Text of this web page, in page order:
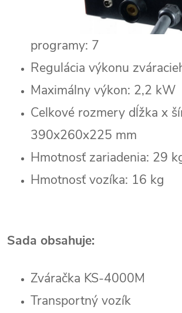
programy: 7
Regulácia výkonu
Maximálny výkon: 2,2 kW
Celkové rozmery dĺžka x
390x260x225 mm
Hmotnosť zariadenia: 29
Hmotnosť vozíka: 16 kg
Sada obsahuje:
Zváračka KS-4000M
Transportný vozík